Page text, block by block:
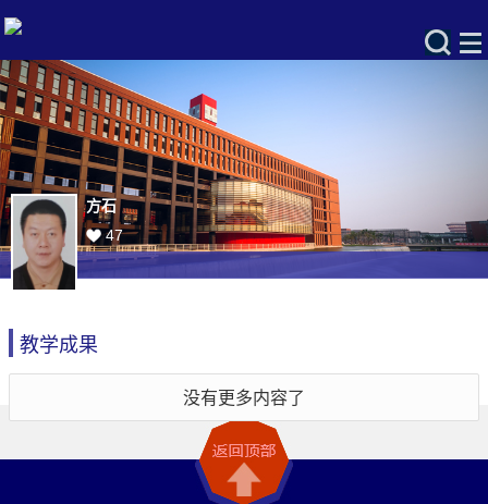
方石
47
教学成果
没有更多内容了